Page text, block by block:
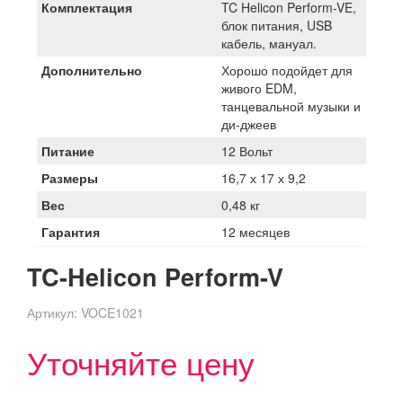
Комплектация
TC Helicon Perform-VE,
блок питания, USB
кабель, мануал.
Дополнительно
Хорошо подойдет для
живого EDM,
танцевальной музыки и
ди-джеев
Питание
12 Вольт
Размеры
16,7 х 17 х 9,2
Вес
0,48 кг
Гарантия
12 месяцев
TC-Helicon Perform-V
Артикул: VOCE1021
Уточняйте цену